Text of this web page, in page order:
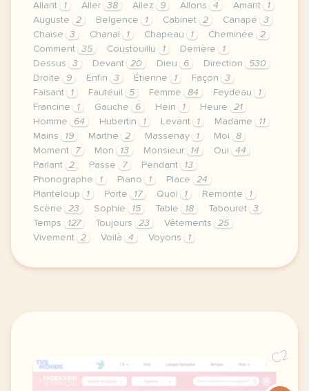
Allant 1 Aller 38 Allez 9 Allons 4 Amant
1
Auguste
2 Belgence 1 Cabinet 2 Canapé
3
Chaise
3 Chanal 1 Chapeau 1 Cheminée
2
Comment
35 Coustouillu 1 Derrière
1
Dessus
3 Devant 20 Dieu 6 Direction
530
Droite
9 Enfin 3 Étienne 1 Façon
3
Faisant
1 Fauteuil 5 Femme 84 Feydeau
1
Francine
1 Gauche 6 Hein 1 Heure
21
Homme
64 Hubertin 1 Levant 1 Madame
11
Mains
19 Marthe 2 Massenay 1 Moi
8
Moment
7 Mon 13 Monsieur 14 Oui
44
Parlant
2 Passe 7 Pendant
13
Phonographe
1 Piano 1 Place
24
Planteloup
1 Porte 17 Quoi 1 Remonte
1
Scène
23 Sophie 15 Table 18 Tabouret
3
Temps
127 Toujours 23 Vêtements
25
Vivement
2 Voilà 4 Voyons 1
didomi host didomi components button cursor
C2